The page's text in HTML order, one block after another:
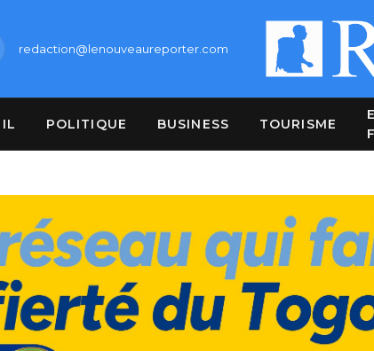
redaction@lenouveaureporter.com
POLITIQUE BUSINESS TOURISME